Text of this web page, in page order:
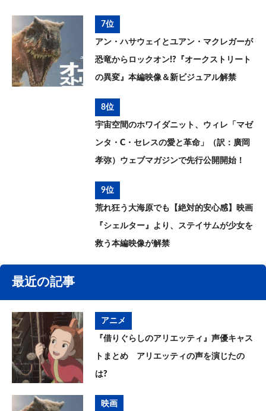
7位
アン・ハサウェイとユアン・マクレガーが
恐竜からロックオン!?『オークストリート
の異変』本編映像＆新ビジュアル解禁
8位
宇宙空間のホワイダニット、ウィレ「マゼ
ンタ・C・セレスの愛と革命」（訳：廣岡
孝弥）ウェブマガジンで先行公開開始！
9位
荒れ狂う大海原でも【絶対的安心感】映画
『シェルター』より、ステイサムが少女を
救う本編映像が解禁
最近の記事
アニメ
『借りぐらしのアリエッティ』声優キャス
トまとめ アリエッティの声を演じたの
は?
映画